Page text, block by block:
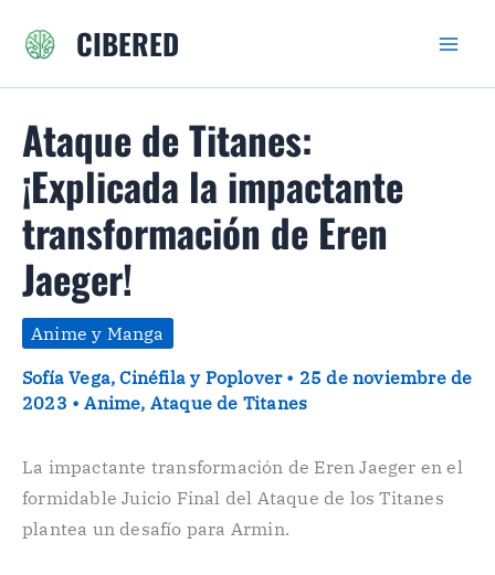
CIBERED
Ataque de Titanes:
¡Explicada la impactante
transformación de Eren
Jaeger!
Anime y Manga
Sofía Vega, Cinéfila y Poplover • 25 de noviembre de
2023 •Anime, Ataque de Titanes
La impactante transformación de Eren Jaeger en el
formidable Juicio Final del Ataque de los Titanes
plantea un desafío para Armin.